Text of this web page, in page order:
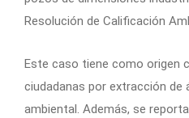
Resolución de Calificación
Este caso tiene como origen
ciudadanas por extracción de
ambiental. Además, se